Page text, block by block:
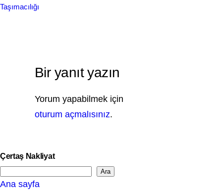
Taşımacılığı
Bir yanıt yazın
Yorum yapabilmek için
oturum açmalısınız.
Çertaş Nakliyat
e
Ara
Ana sayfa